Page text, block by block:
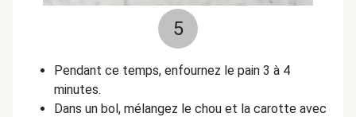
5
Pendant ce temps, enfournez le pain 3 à 4
minutes.
Dans un bol, mélangez le chou et la carotte avec